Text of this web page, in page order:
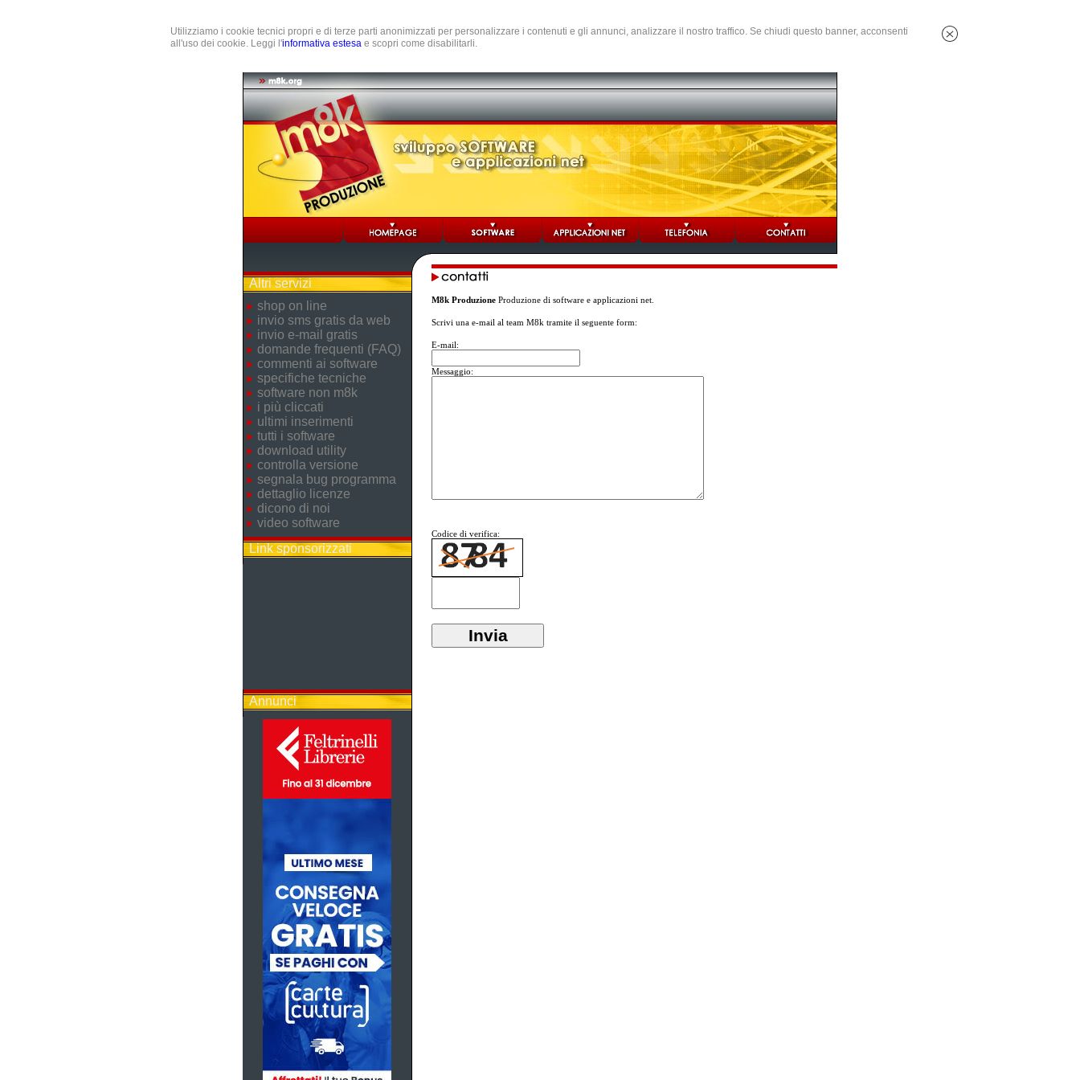
Utilizziamo i cookie tecnici propri e di terze parti anonimizzati per personalizzare i contenuti e gli annunci, analizzare il nostro traffico. Se chiudi questo banner, acconsenti
all'uso dei cookie. Leggi l'informativa estesa e scopri come disabilitarli.
Altri servizi
shop on line
invio sms gratis da web
invio e-mail gratis
domande frequenti (FAQ)
commenti ai software
specifiche tecniche
software non m8k
i più cliccati
ultimi inserimenti
tutti i software
download utility
controlla versione
segnala bug programma
dettaglio licenze
dicono di noi
video software
Link sponsorizzati
Annunci
M8k Produzione Produzione di software e applicazioni net.
Scrivi una e-mail al team M8k tramite il seguente form:
E-mail:
Messaggio:
Codice di verifica: